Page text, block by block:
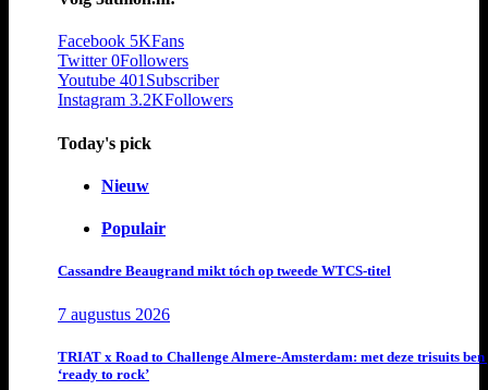
Facebook 5KFans
Twitter 0Followers
Youtube 401Subscriber
Instagram 3.2KFollowers
Today's pick
Nieuw
Populair
Cassandre Beaugrand mikt tóch op tweede WTCS-titel
7 augustus 2026
TRIAT x Road to Challenge Almere-Amsterdam: met deze trisuits ben
‘ready to rock’